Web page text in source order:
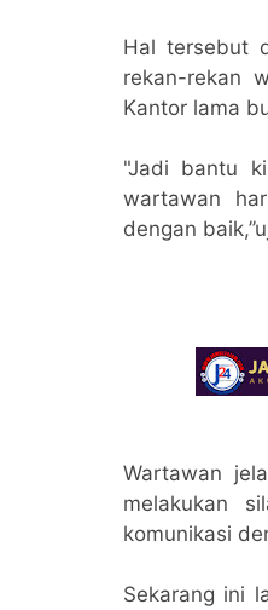
Hal tersebut
rekan-rekan
Kantor lama
"Jadi bantu
wartawan
dengan
Wartawan
melakukan
komunikasi
Sekarang ini